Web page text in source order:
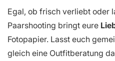
Egal, ob frisch verliebt oder
Paarshooting bringt eure
Fotopapier. Lasst euch
gleich eine Outfitberatung